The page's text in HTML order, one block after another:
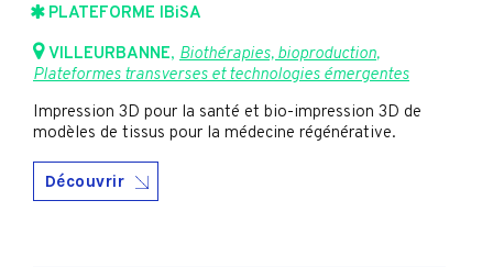
PLATEFORME IBiSA
VILLEURBANNE, Biothérapies, bioproduction,
Plateformes transverses et technologies émergentes
Impression 3D pour la santé et bio-impression 3D de
modèles de tissus pour la médecine régénérative.
Découvrir